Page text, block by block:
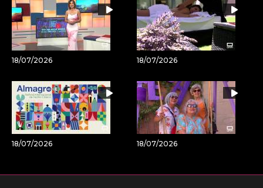
18/07/2026 18/07/2026
18/07/2026 18/07/2026